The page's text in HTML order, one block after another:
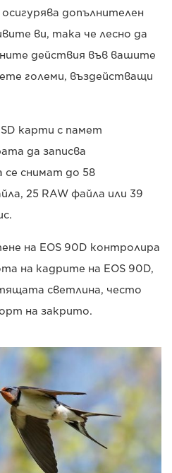
допълнителен
ви, така че лесно да
действия във вашите
големи, въздействащи
карти с памет
да записва
се снимат до 58
25 RAW файла или 39
на EOS 90D контролира
на кадрите на EOS 90D,
светлина, често
на закрито.